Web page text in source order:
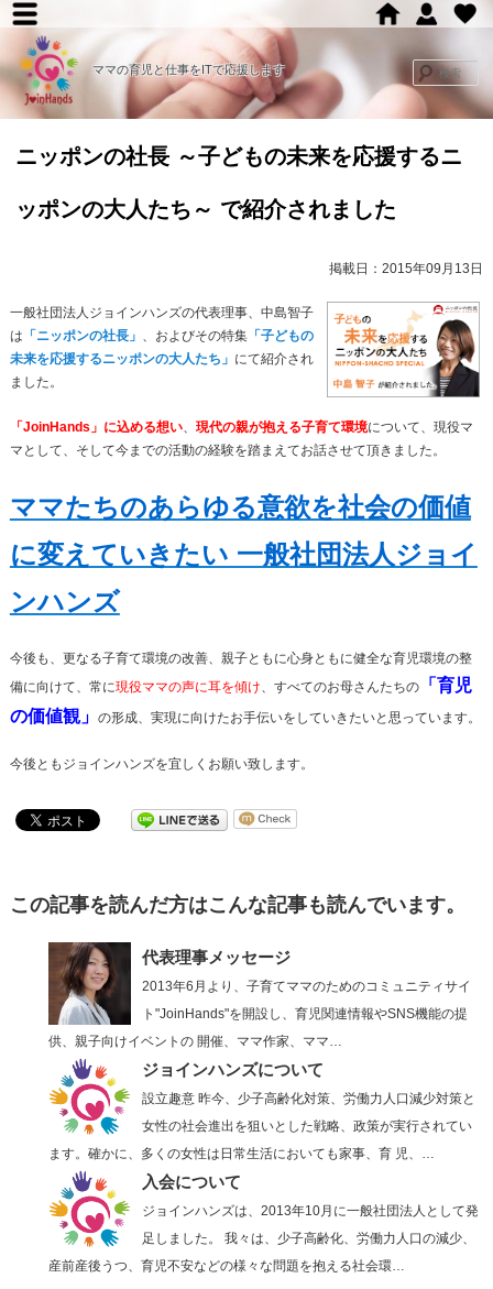
ママの育児と仕事をITで応援します
索
メ
ン
メ
ニ
メ
イ
ン
ツ
へ
ニッポンの社長 ～子どもの未来を応援するニ
ッポンの大人たち～ で紹介されました
掲載日：2015年09月13日
一般社団法人ジョインハンズの代表理事、中島智子
は 「ニッポンの社長」 、およびその特集「子どもの
未来を応援するニッポンの大人たち」 にて紹介され
ました。
「JoinHands」に込める想い、 現代の親が抱える子育て環境について、現役マ
マとして、そして今までの活動の経験を踏まえてお話させて頂きました。
ママたちのあらゆる意欲を社会の価値
に変えていきたい 一般社団法人ジョイ
ンハンズ
今後も、更なる子育て環境の改善、親子ともに心身ともに健全な育児環境の整
備に向けて、常に現役ママの声に耳を傾け、すべてのお母さんたちの「育児
の価値観」 の形成、実現に向けたお手伝いをしていきたいと思っています。
今後ともジョインハンズを宜しくお願い致します。
この記事を読んだ方はこんな記事も読んでいます。
代表理事メッセージ
2013年6月より、子育てママのためのコミュニティサイ
ト"JoinHands"を開設し、育児関連情報やSNS機能の提
供、親子向けイベントの 開催、ママ作家、ママ…
ジョインハンズについて
設立趣意 昨今、少子高齢化対策、労働力人口減少対策と
女性の社会進出を狙いとした戦略、政策が実行されてい
ます。確かに、多くの女性は日常生活においても家事、育 児、…
入会について
ジョインハンズは、2013年10月に一般社団法人として発
足しました。 我々は、少子高齢化、労働力人口の減少、
産前産後うつ、育児不安などの様々な問題を抱える社会環…